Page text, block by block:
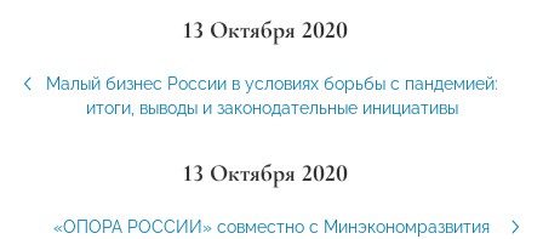
13 Октября 2020
Малый бизнес России в условиях борьбы с пандемией:
итоги, выводы и законодательные инициативы
13 Октября 2020
«ОПОРА РОССИИ» совместно с Минэкономразвития